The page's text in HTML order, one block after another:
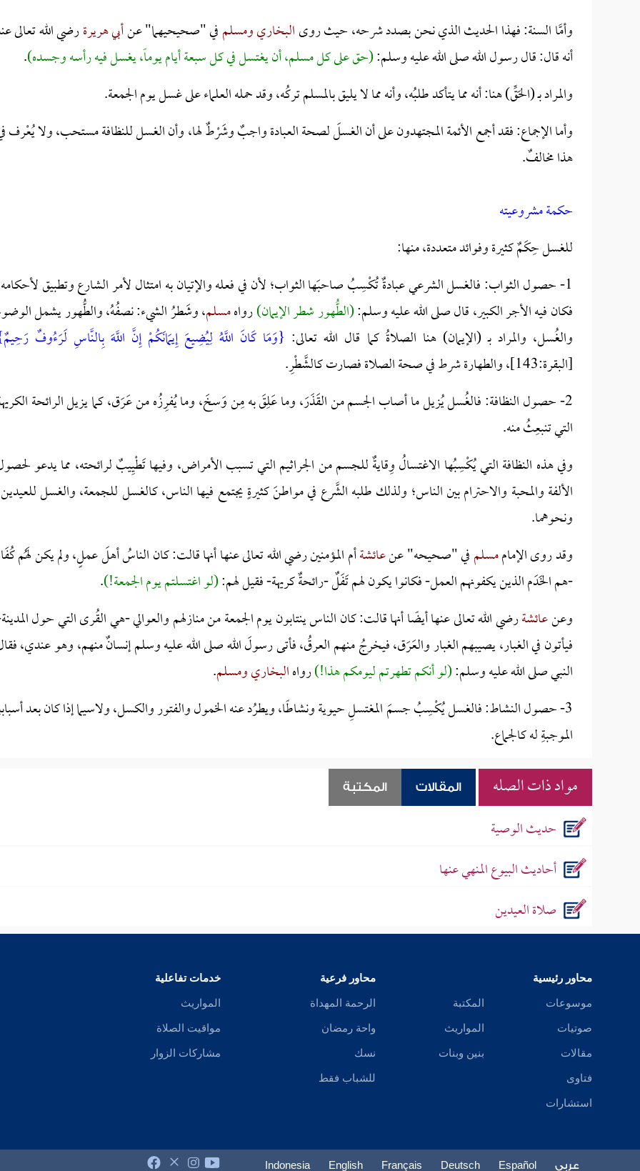
وأمَّا السنة:فهذا الحديث الذي نحن بصدد شرحه، حيث روىالبخاري ومسلمفي "صحيحيهما" عنأبي هريرةرضي الله تعالى
أنه قال: قال رسول الله صلى الله عليه وسلم:(حق على كل مسلم، أن يغتسل في كل سبعة أيام يوماً، يغسل فيه رأسه وجسده).
والمراد بـ (الحَقِّ) هنا: أنه مما يتأكد طلبُه، وأنه مما لا يليق بالمسلم تركُه، وقد حمله العلماء على غسل يوم الجمعة.
وأما الإجماع:فقد أجمع الأئمة المجتهدون على أن الغسلَ لصحة العبادة واجبٌ وشَرْطٌ لها، وأن الغسل للنظافة مستحب، ولا يُعْرف
هذا مخالفٌ.
حكمة مشروعيته
للغسل حِكَمٌ كثيرة وفوائد متعددة، منها:
1- حصول الثواب:
فالغسل الشرعي عبادةٌ تُكْسِبُ صاحبَها الثواب؛ لأن في فعله والإتيان به امتثال لأمر الشارع وتطبيق
فكان فيه الأجر الكبير، قال صلى الله عليه وسلم:(الطُّهور شطر الإيمان)رواهمسلم، وشَطرُ الشيء: نصفُهُ، والطُّهور يشمل
والغُسل، والمراد بـ (الإيمان) هنا الصلاةُ كما قال الله تعالى: {وَمَا كَانَ اللَّهُ لِيُضِيعَ إِيمَانَكُمْ إِنَّ اللَّهَ بِالنَّاسِ لَرَءُوفٌ
[البقرة:143]، والطهارة شرط في صحة الصلاة فصارت كالشَّطْرِ.
2- حصول النظافة:
فالغُسل يُزيل ما أصاب الجسم من القَذَرَ، وما عَلِقَ به مِن وَسخَ، وما يُفرِزُه من عَرَق، كما يزيل الرائحة
التي تنبعِثُ منه.
وفي هذه النظافة التي يُكْسِبُها الاغتسالُ وِقايةٌ للجسم من الجراثيم التي تسبب الأمراض، وفيها تَطْيِيبٌ لرائحته، مما يدعو
الألفة والمحبة والاحترام بين الناس؛ ولذلك طلبه الشَّرع في مواطنَ كثيرةٍ يجتمع فيها الناس، كالغسل للجمعة، والغسل
ونحوهما.
وقد روى الإماممسلمفي "صحيحه" عنعائشةأم المؤمنين رضي الله تعالى عنها أنها قالت: كان الناسُ أهلَ عملٍ، ولم يكن لَهُم
-هم الخَدَم الذين يكفونهم العمل- فكانوا يكون لهم تَفَلٌ -رائحةٌ كريهة- فقيل لهم:(لو اغتسلتم يوم الجمعة!).
وعنعائشةرضي الله تعالى عنها أيضًا أنها قالت: كان الناس ينتابون يوم الجمعة من منازلهم والعوالي -هي القُرى التي حول
فيأتون في الغبار، يصيبهم الغبار والعَرَق، فيخرجُ منهم العرقُ، فأتى رسولَ الله صلى الله عليه وسلم إنسانٌ منهم، وهو عندي،
النبي صلى الله عليه وسلم:(لو أنكم تطهرتم ليومكم هذا!)رواهالبخاري ومسلم.
3- حصول النشاط:
فالغسل يُكْسِبُ جسمَ المغتسلِ حيوية ونشاطًا، ويطرُد عنه الخمول والفتور والكسل، ولاسيما إذا كان بعد
الموجبةِ له كالجماع.
مواد ذات الصله المقالات المكتبة
حديث الوصية
أحاديث البيوع المنهي عنها
صلاة العيدين
محاور رئيسية
موسوعات
صوتيات
مقالات
فتاوى
استشارات
المكتبة
المواريث
بنين وبنات
محاور فرعية
الرحمة المهداة
واحة رمضان
نسك
للشباب فقط
خدمات تفاعلية
المواريث
مواقيت الصلاة
مشاركات الزوار
عربي Español
Deutsch
Français
English
Indonesia